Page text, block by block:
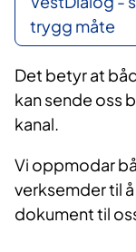
trygg måte
Det betyr at
kan sende oss
kanal.
Vi oppmodar
verksemder til
dokument til